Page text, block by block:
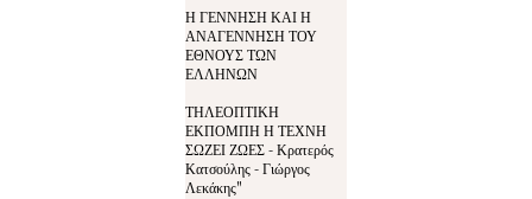
Η ΓΕΝΝΗΣΗ ΚΑΙ Η
ΑΝΑΓΕΝΝΗΣΗ ΤΟΥ
ΕΘΝΟΥΣ ΤΩΝ
ΕΛΛΗΝΩΝ
ΤΗΛΕΟΠΤΙΚΗ
ΕΚΠΟΜΠΗ Η ΤΕΧΝΗ
ΣΩΖΕΙ ΖΩΕΣ - Κρατερός
Κατσούλης - Γιώργος
Λεκάκης"